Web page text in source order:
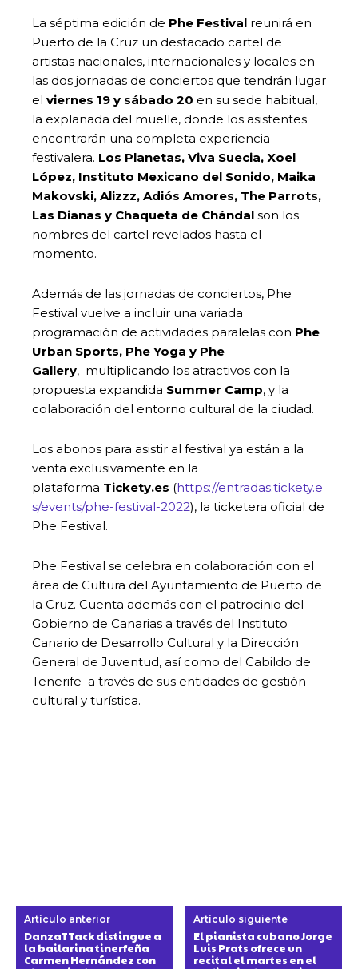
La séptima edición de Phe Festival reunirá en
Puerto de la Cruz un destacado cartel de
artistas nacionales, internacionales y locales en
las dos jornadas de conciertos que tendrán lugar
el viernes 19 y sábado 20 en su sede habitual,
la explanada del muelle, donde los asistentes
encontrarán una completa experiencia
festivalera. Los Planetas, Viva Suecia, Xoel
López, Instituto Mexicano del Sonido, Maika
Makovski, Alizzz, Adiós Amores, The Parrots,
Las Dianas y Chaqueta de Chándal son los
nombres del cartel revelados hasta el
momento.
Además de las jornadas de conciertos, Phe
Festival vuelve a incluir una variada
programación de actividades paralelas con Phe
Urban Sports, Phe Yoga y Phe
Gallery, multiplicando los atractivos con la
propuesta expandida Summer Camp, y la
colaboración del entorno cultural de la ciudad.
Los abonos para asistir al festival ya están a la
venta exclusivamente en la
plataforma Tickety.es (https://entradas.tickety.e
s/events/phe-festival-2022), la ticketera oficial de
Phe Festival.
Phe Festival se celebra en colaboración con el
área de Cultura del Ayuntamiento de Puerto de
la Cruz. Cuenta además con el patrocinio del
Gobierno de Canarias a través del Instituto
Canario de Desarrollo Cultural y la Dirección
General de Juventud, así como del Cabildo de
Tenerife a través de sus entidades de gestión
cultural y turística.
Artículo anterior
DanzaTTack distingue a
la bailarina tinerfeña
Carmen Hernández con
Artículo siguiente
El pianista cubano Jorge
Luis Prats ofrece un
recital el martes en el